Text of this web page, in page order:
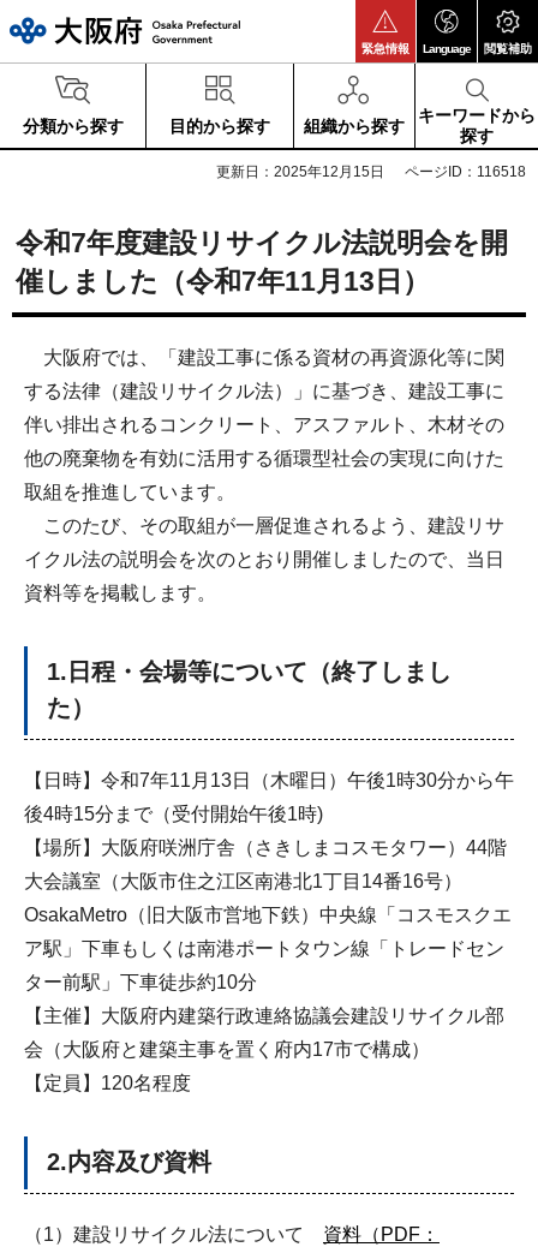
緊急情報 Language 閲覧補助
分類から探す 目的から探す 組織から探す
キーワードから
探す
更新日：2025年12月15日 ページID：116518
令和7年度建設リサイクル法説明会を開
催しました（令和7年11月13日）
大阪府では、「建設工事に係る資材の再資源化等に関
する法律（建設リサイクル法）」に基づき、建設工事に
伴い排出されるコンクリート、アスファルト、木材その
他の廃棄物を有効に活用する循環型社会の実現に向けた
取組を推進しています。
このたび、その取組が一層促進されるよう、建設リサ
イクル法の説明会を次のとおり開催しましたので、当日
資料等を掲載します。
1.日程・会場等について（終了しまし
た）
【日時】令和7年11月13日（木曜日）午後1時30分から午
後4時15分まで（受付開始午後1時)
【場所】大阪府咲洲庁舎（さきしまコスモタワー）44階
大会議室（大阪市住之江区南港北1丁目14番16号）
OsakaMetro（旧大阪市営地下鉄）中央線「コスモスクエ
ア駅」下車もしくは南港ポートタウン線「トレードセン
ター前駅」下車徒歩約10分
【主催】大阪府内建築行政連絡協議会建設リサイクル部
会（大阪府と建築主事を置く府内17市で構成）
【定員】120名程度
2.内容及び資料
（1）建設リサイクル法について 資料（PDF：